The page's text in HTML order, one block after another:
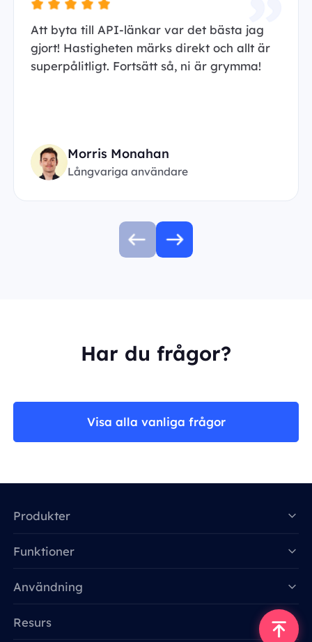
Att byta till API-länkar var det bästa jag
gjort! Hastigheten märks direkt och allt är
superpålitligt. Fortsätt så, ni är grymma!
Morris Monahan
Långvariga användare
Har du frågor?
Visa alla vanliga frågor
Produkter
Funktioner
Användning
Resurs